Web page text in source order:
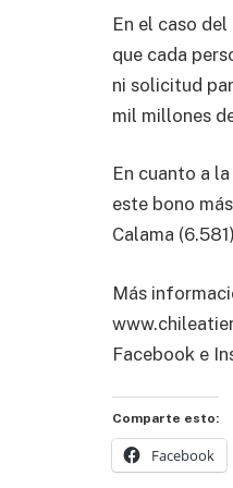
En el caso
que cada
ni solicitud
mil millones
En cuanto a
este bono
Calama
Más
Facebook e
Comparte esto:
Facebook